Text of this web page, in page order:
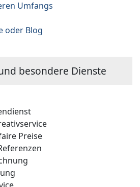
Umfangs
oder Blog
besondere Dienste
Preise